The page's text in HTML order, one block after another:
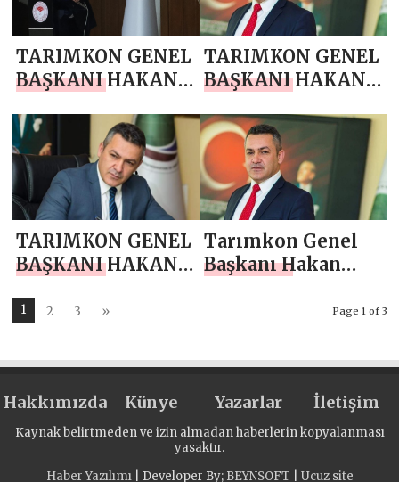
TARIMKON GENEL
BAŞKANI HAKAN
NİSAN MESAJI
TARIMKON GENEL
BAŞKANI HAKAN
NİSAN POLİS
HAFTASI MESAJI
TARIMKON GENEL
BAŞKANI HAKAN
RAMAZAN
Tarımkon Genel
Başkanı Hakan
Gecesi MesajıPage 1 of 3
1 2 3 »
Hakkımızda Künye Yazarlar İletişim
Kaynak belirtmeden ve izin almadan haberlerin kopyalanması
yasaktır.
Haber Yazılımı| Developer By; BEYNSOFT Ucuz site